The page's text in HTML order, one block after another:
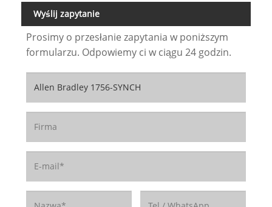
Wyślij zapytanie
Prosimy o przesłanie zapytania w poniższym
formularzu. Odpowiemy ci w ciągu 24 godzin.